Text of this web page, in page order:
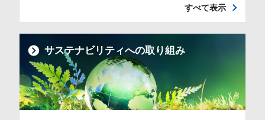
すべて表示
サステナビリティへの取り組み